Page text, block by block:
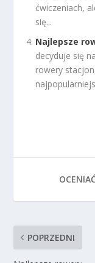
ćwiczeniach,
się...
Najlepsze
decyduje się
rowery
POPRZEDNI